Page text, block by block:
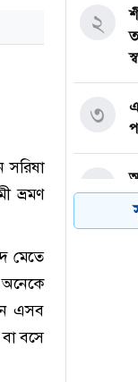
সরিষা
ভ্রমণ
মেতে
এসব
বসে
২
৩
৪